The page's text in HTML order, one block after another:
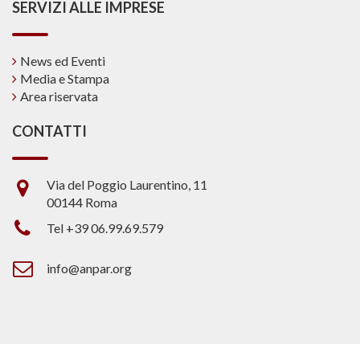
SERVIZI ALLE IMPRESE
News ed Eventi
Media e Stampa
Area riservata
CONTATTI
Via del Poggio Laurentino, 11
00144 Roma
Tel +39 06.99.69.579
info@anpar.org